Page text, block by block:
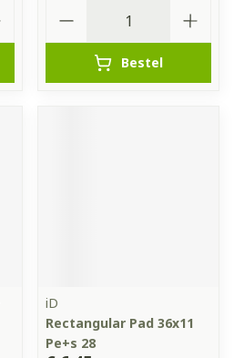
Bestel
iD
Rectangular Pad 36x11
Pe+s 28